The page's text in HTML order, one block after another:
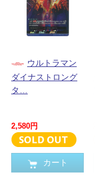
ウルトラマン
ダイナストロング
タ…
2,580円
カート